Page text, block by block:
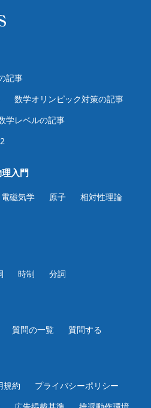
記事
数学オリンピック対策の記事
学レベルの記事
入門
電磁気学 原子
相対性理論
時制 分詞
質問の一覧 質問する
規約
プライバシーポリシー